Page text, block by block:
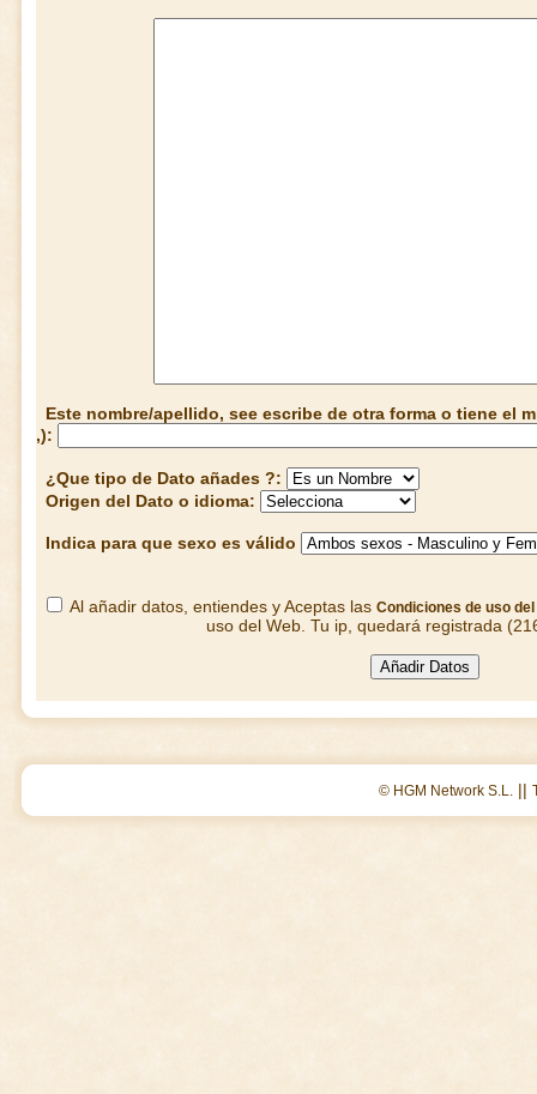
Este nombre/apellido, see escribe de otra forma o tiene el
,):
¿Que tipo de Dato añades ?:
Origen del Dato o idioma:
Indica para que sexo es válido
Al añadir datos, entiendes y Aceptas las Condiciones de uso del
uso del Web. Tu ip, quedará registrada
© HGM Network S.L. ||